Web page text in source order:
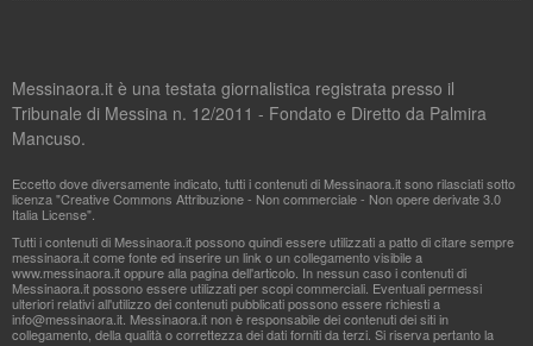
Messinaora.it è una testata giornalistica registrata presso il
Tribunale di Messina n. 12/2011 - Fondato e Diretto da Palmira
Mancuso.
Eccetto dove diversamente indicato, tutti i contenuti di Messinaora.it sono rilasciati sotto
licenza "Creative Commons Attribuzione - Non commerciale - Non opere derivate 3.0
Italia License".
Tutti i contenuti di Messinaora.it possono quindi essere utilizzati a patto di citare sempre
messinaora.it come fonte ed inserire un link o un collegamento visibile a
www.messinaora.it oppure alla pagina dell'articolo. In nessun caso i contenuti di
Messinaora.it possono essere utilizzati per scopi commerciali. Eventuali permessi
ulteriori relativi all'utilizzo dei contenuti pubblicati possono essere richiesti a
info@messinaora.it . Messinaora.it non è responsabile dei contenuti dei siti in
collegamento, della qualità o correttezza dei dati forniti da terzi. Si riserva pertanto la